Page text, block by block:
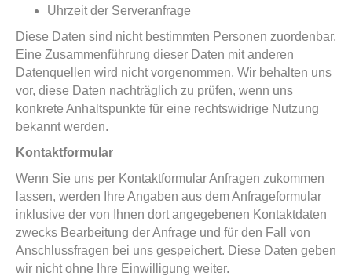
Uhrzeit der Serveranfrage
Diese Daten sind nicht bestimmten Personen zuordenbar.
Eine Zusammenführung dieser Daten mit anderen
Datenquellen wird nicht vorgenommen. Wir behalten uns
vor, diese Daten nachträglich zu prüfen, wenn uns
konkrete Anhaltspunkte für eine rechtswidrige Nutzung
bekannt werden.
Kontaktformular
Wenn Sie uns per Kontaktformular Anfragen zukommen
lassen, werden Ihre Angaben aus dem Anfrageformular
inklusive der von Ihnen dort angegebenen Kontaktdaten
zwecks Bearbeitung der Anfrage und für den Fall von
Anschlussfragen bei uns gespeichert. Diese Daten geben
wir nicht ohne Ihre Einwilligung weiter.